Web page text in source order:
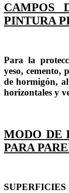
CAMPOS
PINTURA
Para la
yeso, cemento,
de hormigón,
horizontales y
MODO DE
PARA
SUPERFICIES